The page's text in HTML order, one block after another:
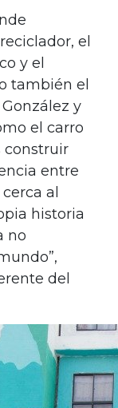
el
y el
también el
y
el carro
construir
entre
al
historia
no
del